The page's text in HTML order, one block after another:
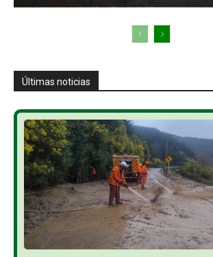
Últimas noticias